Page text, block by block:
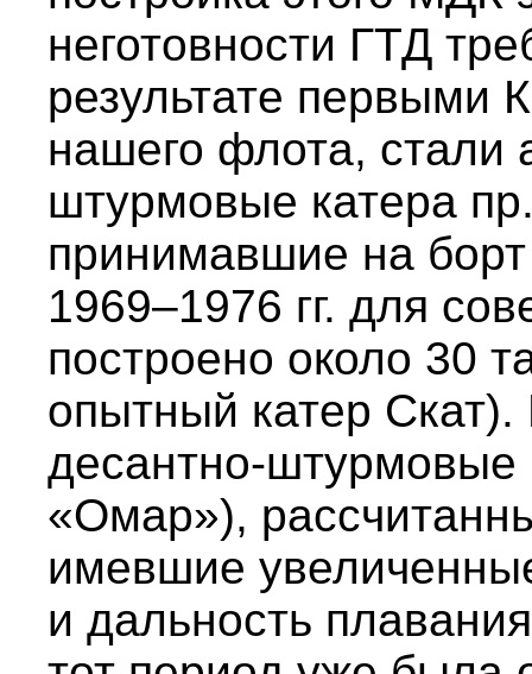
неготовности ГТД
результате первыми
нашего флота,
штурмовые катера
принимавшие на
1969–1976 гг. для
построено около 30
опытный катер
десантно-
«Омар»),
имевшие
и дальность